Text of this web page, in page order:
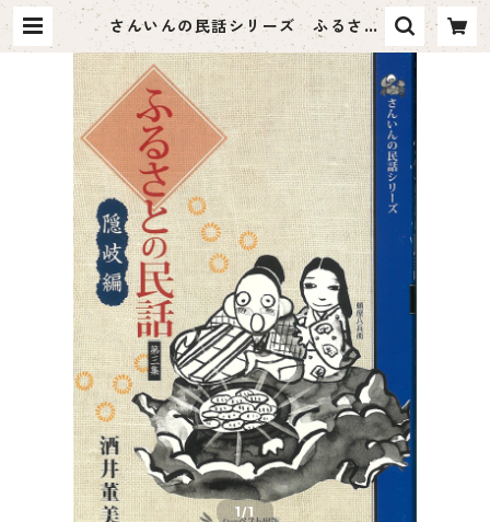
さんいんの民話シリーズ ふるさと
の民話 第3集 隠岐編 | ハーベス
ト出版
1/1